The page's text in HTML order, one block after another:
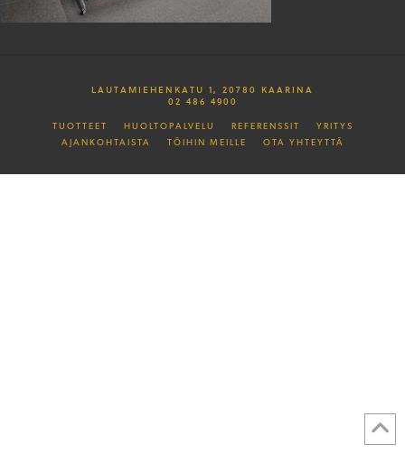
LAUTAMIEHENKATU 1, 20780 KAARINA
02 486 4900
TUOTTEET HUOLTOPALVELU REFERENSSIT
YRITYS
AJANKOHTAISTA
TÖIHIN MEILLE OTA YHTEYTTÄ